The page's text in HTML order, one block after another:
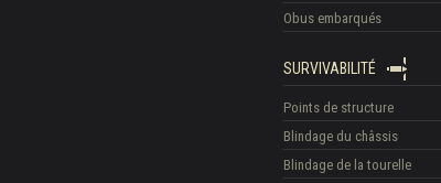
Obus embarqués
SURVIVABILITÉ
Points de structure
Blindage du châssis
Blindage de la tourelle